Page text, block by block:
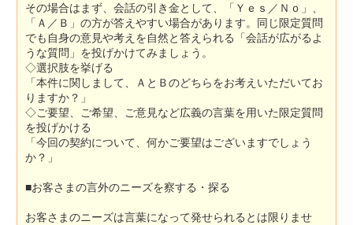
その場合はまず、会話の引き金として、「Ｙｅｓ／Ｎｏ」、
「Ａ／Ｂ」の方が答えやすい場合があります。同じ限定質問
でも自身の意見や考えを自然と答えられる「会話が広がるよ
うな質問」を投げかけてみましょう。
◇選択肢を挙げる
「本件に関しまして、ＡとＢのどちらをお考えいただいてお
りますか？」
◇ご要望、ご希望、ご意見など広義の言葉を用いた限定質問
を投げかける
「今回の契約について、何かご要望はございますでしょう
か？」
■お客さまの言外のニーズを察する・探る
お客さまのニーズは言葉になって発せられるとは限りませ